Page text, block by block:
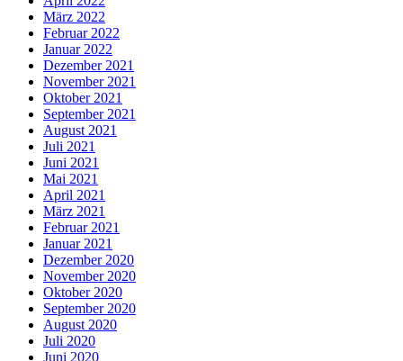
März 2022
Februar 2022
Januar 2022
Dezember 2021
November 2021
Oktober 2021
September 2021
August 2021
Juli 2021
Juni 2021
Mai 2021
April 2021
März 2021
Februar 2021
Januar 2021
Dezember 2020
November 2020
Oktober 2020
September 2020
August 2020
Juli 2020
Juni 2020